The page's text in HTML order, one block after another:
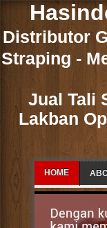
Distributor
Straping -
Jual Tali
Lakban
HOME